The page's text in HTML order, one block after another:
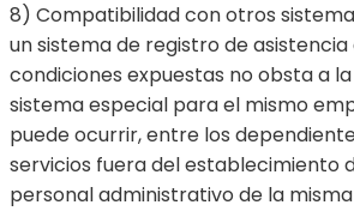
8) Compatibilidad con otros
un sistema de registro de asistencia
condiciones expuestas no obsta a
sistema especial para el mismo
puede ocurrir, entre los
servicios fuera del establecimiento
personal administrativo de la